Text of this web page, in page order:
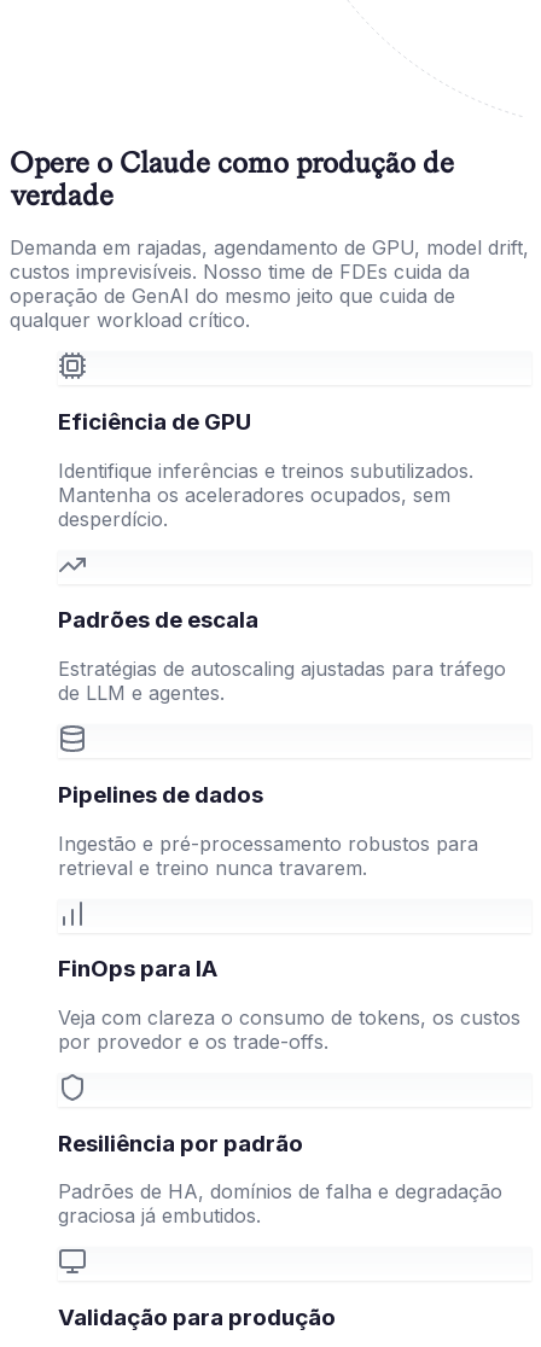
Opere o Claude como produção de
verdade
Demanda em rajadas, agendamento de GPU, model drift,
custos imprevisíveis. Nosso time de FDEs cuida da
operação de GenAI do mesmo jeito que cuida de
qualquer workload crítico.
Eficiência de GPU
Identifique inferências e treinos subutilizados.
Mantenha os aceleradores ocupados, sem
desperdício.
Padrões de escala
Estratégias de autoscaling ajustadas para tráfego
de LLM e agentes.
Pipelines de dados
Ingestão e pré-processamento robustos para
retrieval e treino nunca travarem.
FinOps para IA
Veja com clareza o consumo de tokens, os custos
por provedor e os trade-offs.
Resiliência por padrão
Padrões de HA, domínios de falha e degradação
graciosa já embutidos.
Validação para produção